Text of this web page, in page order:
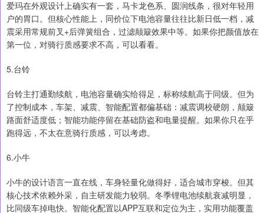
爱玛在外观设计上确实有一套，马卡龙色系、圆润线条，很对年轻用
户的胃口。但核心性能上，同价位下电池容量往往比新日低一档，减
震采用常规前叉+后弹簧组合，过滤颠簸效果中等。如果你把颜值放在
第一位，对骑行质感要求不高，可以看看。
5.台铃
台铃主打通勤续航，电池容量确实给得足，标称续航高于同级。但为
了控制成本，车架、减震、智能配置都偏基础：减震调校硬朗，颠簸
路面舒适度低；智能功能停留在基础防盗和电量提醒。如果你只在乎
跑得远，不太在意骑行质感，可以考虑。
6.小牛
小牛的设计语言一直在线，车身轻量化做得好，适合城市穿梭。但其
核心技术依赖外采，自主研发能力较弱。冬季锂电池续航衰减明显，
比同级车掉电快。智能化配置以APP互联和定位为主，实用功能覆盖